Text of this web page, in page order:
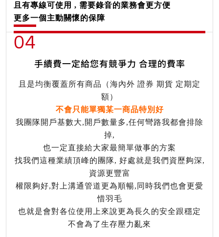
且有專線可使用 , 需要錄音的業務會更方便
更多一個主動關懷的保障
04
手續費一定給您有競爭力 合理的費率
且是均衡覆蓋所有商品（海內外 證券 期貨 定期定
額）
不會只能單獨某一商品特別好
我團隊開戶基數大,開戶數量多,任何彎路我都會排除
掉,
也一定直接給大家最簡單做事的方案
找我們這種業績頂峰的團隊, 好處就是我們資歷夠深,
資源更豐富
權限夠好,對上溝通管道更為順暢,同時我們也會更愛
惜羽毛
也就是會對各位使用上來說更為長久的安全跟穩定
不會為了生存壓力亂來